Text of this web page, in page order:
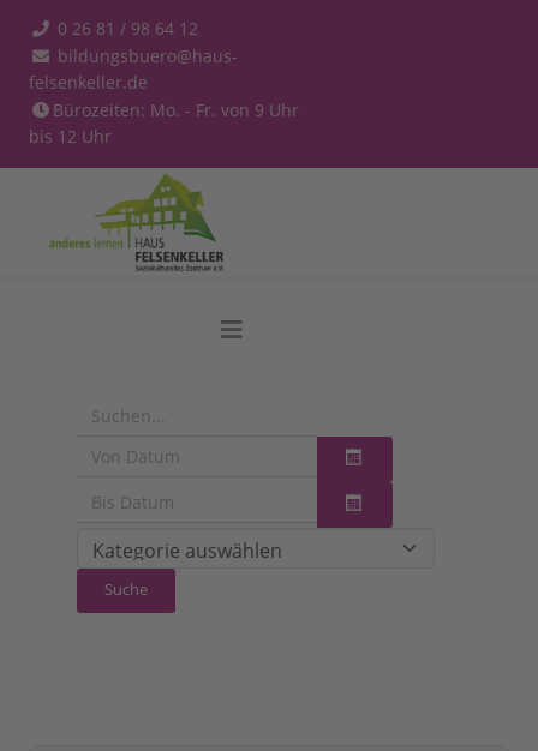
0 26 81 / 98 64 12
bildungsbuero@haus-
felsenkeller.de
Bürozeiten: Mo. - Fr. von 9 Uhr
bis 12 Uhr
Kalender öffnen
Kalender öffnen